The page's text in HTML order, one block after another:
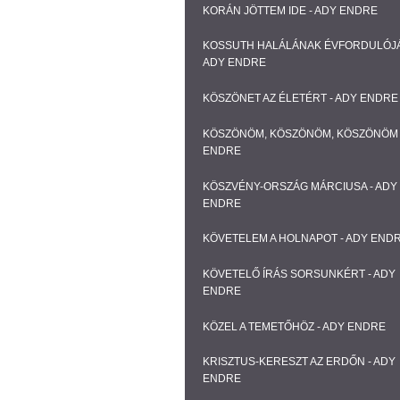
KORÁN JÖTTEM IDE - ADY ENDRE
KOSSUTH HALÁLÁNAK
ADY ENDRE
KÖSZÖNET AZ ÉLETÉRT - ADY ENDRE
KÖSZÖNÖM, KÖSZÖNÖM,
ENDRE
KÖSZVÉNY-ORSZÁG MÁRCIUSA - ADY
ENDRE
KÖVETELEM A HOLNAPOT - ADY
KÖVETELŐ ÍRÁS SORSUNKÉRT - ADY
ENDRE
KÖZEL A TEMETŐHÖZ - ADY ENDRE
KRISZTUS-KERESZT AZ ERDŐN - ADY
ENDRE